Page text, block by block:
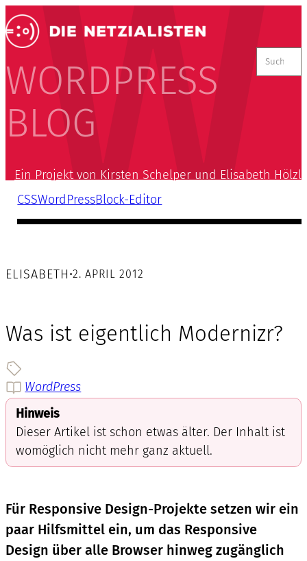
WORDPRESS
BLOG
nach:
Ein Projekt von Kirsten Schelper und Elisabeth Hölzl
CSSWordPressBlock-Editor
ELISABETH•2. APRIL 2012
Was ist eigentlich Modernizr?
WordPress
Hinweis
Dieser Artikel ist schon etwas älter. Der Inhalt ist
womöglich nicht mehr ganz aktuell.
Für Responsive Design-Projekte setzen wir ein
paar Hilfsmittel ein, um das Responsive
Design über alle Browser hinweg zugänglich